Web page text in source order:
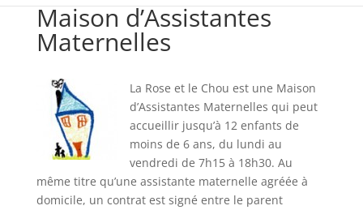
Maison d’Assistantes
Maternelles
La Rose et le Chou est une Maison
d’Assistantes Maternelles qui peut
accueillir jusqu’à 12 enfants de
moins de 6 ans, du lundi au
vendredi de 7h15 à 18h30. Au
même titre qu’une assistante maternelle agréée à
domicile, un contrat est signé entre le parent